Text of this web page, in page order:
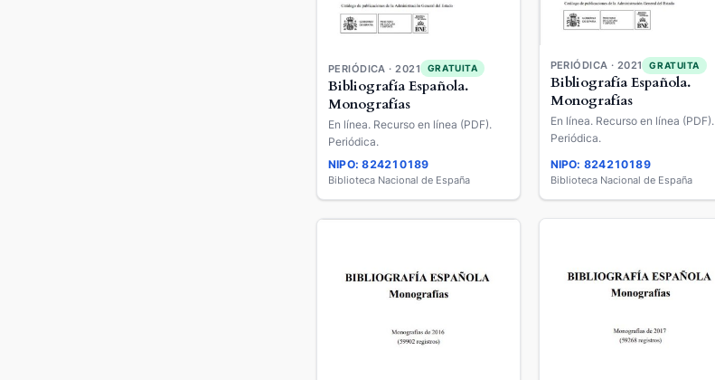
PERIÓDICA · 2021 GRATUITA
Bibliografía Española.
Monografías
En línea. Recurso en línea (PDF).
Periódica.
NIPO: 824210189
Biblioteca Nacional de España
PERIÓDICA · 2021 GRATUITA
Bibliografía Española.
Monografías
En línea. Recurso en línea (PDF).
Periódica.
NIPO: 824210189
Biblioteca Nacional de España